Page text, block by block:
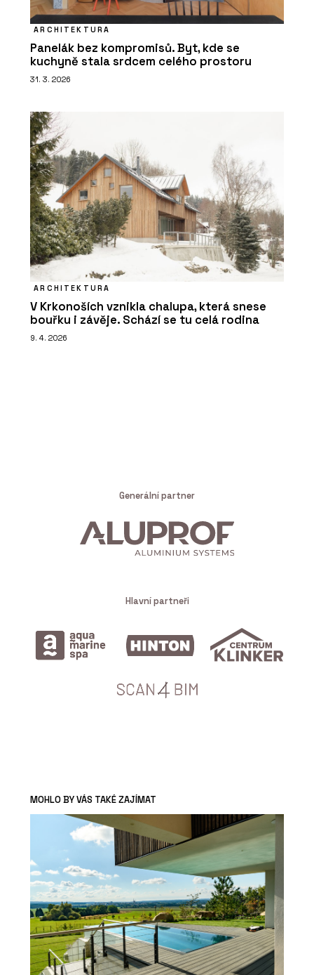
ARCHITEKTURA
Panelák bez kompromisů. Byt, kde se
kuchyně stala srdcem celého prostoru
31. 3. 2026
ARCHITEKTURA
V Krkonoších vznikla chalupa, která snese
bouřku i závěje. Schází se tu celá rodina
9. 4. 2026
Generální partner
Hlavní partneři
MOHLO BY VÁS TAKÉ ZAJÍMAT